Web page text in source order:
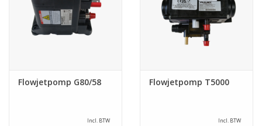
Flowjetpomp G80/58
Incl. BTW
Flowjetpomp T5000
Incl. BTW